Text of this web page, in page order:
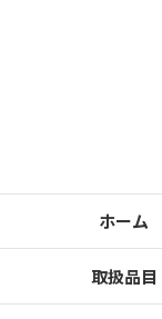
ホーム
取扱品目